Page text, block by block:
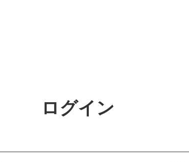
ログイン